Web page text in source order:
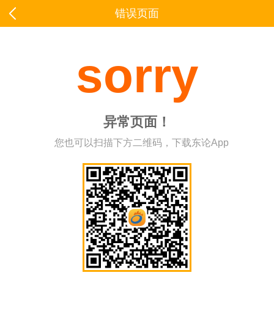
错误页面
sorry
异常页面！
您也可以扫描下方二维码，下载东论App